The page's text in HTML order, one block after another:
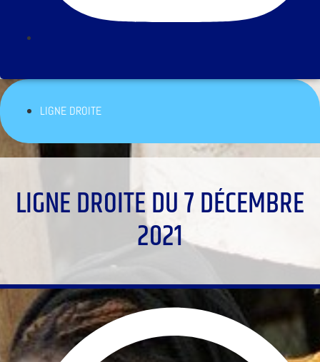
LIGNE DROITE
LIGNE DROITE DU 7 DÉCEMBRE
2021